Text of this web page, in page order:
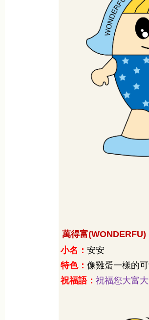
萬得富(WONDERFU)
小名： 安安
特色： 像雞蛋一樣的
祝福語： 祝福您大富